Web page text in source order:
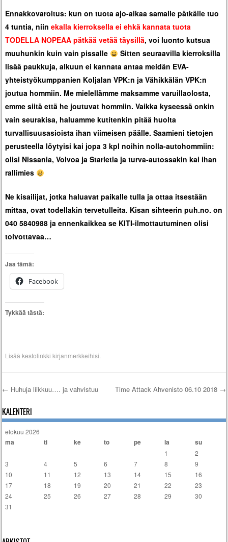
Ennakkovaroitus: kun on tuota ajo-aikaa samalle pätkälle tuo
4 tuntia, niinekalla kierroksella ei ehkä kannata tuota
TODELLA NOPEAA pätkää vetää täysillä, voi luonto kutsua
muuhunkin kuin vain pissalle
Sitten seuraavilla kierroksilla
lisää paukkuja, alkuun ei kannata antaa meidän EVA-
yhteistyökumppanien Koljalan VPK:n ja Vähikkälän VPK:n
joutua hommiin. Me mielellämme maksamme varuillaolosta,
emme siitä että he joutuvat hommiin. Vaikka kyseessä onkin
vain seurakisa, haluamme kutítenkin pitää huolta
turvallisuusasioista ihan viimeisen päälle. Saamieni tietojen
perusteella löytyisi kai jopa 3 kpl noihin nolla-autohommiin:
olisi Nissania, Volvoa ja Starletia ja turva-autossakin kai ihan
rallimies
Ne kisailijat, jotka haluavat paikalle tulla ja ottaa itsestään
mittaa, ovat todellakin tervetulleita. Kisan sihteerin puh.no. on
040 5840988 ja ennenkaikkea se KITI-ilmottautuminen olisi
toivottavaa…
Jaa tämä:
Facebook
Tykkää tästä:
Lisääkestolinkki kirjanmerkkeihisi.
Artikkelien selaus
← Huhuja liikkuu…. ja vahvistuu Time Attack Ahvenisto 06.10 2018 →
KALENTERI
elokuu 2026
ma ti ke to pe la su
1
2
3
4 5 6 7 8
9
10
11 12 13 14 15
16
17
18 19 20 21 22
23
24
25 26 27 28 29
30
31